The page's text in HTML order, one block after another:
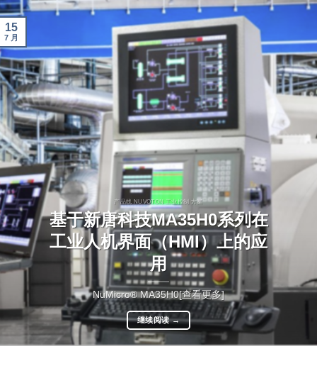
产品线 NUVOTON 工业控制 方案
基于新唐科技MA35H0系列在
工业人机界面（HMI）上的应
用
NuMicro® MA35H0[查看更多]
继续阅读→
15
7 月